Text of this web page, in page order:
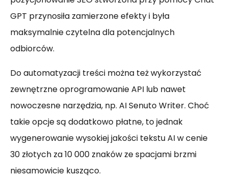
GPT przynosiła zamierzone efekty i była
maksymalnie czytelna dla potencjalnych
odbiorców.
Do automatyzacji treści można też wykorzystać
zewnętrzne oprogramowanie API lub nawet
nowoczesne narzędzia, np. AI Senuto Writer. Choć
takie opcje są dodatkowo płatne, to jednak
wygenerowanie wysokiej jakości tekstu AI w cenie
30 złotych za 10 000 znaków ze spacjami brzmi
niesamowicie kusząco.